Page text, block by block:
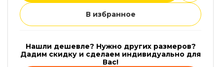
В избранное
Нашли дешевле? Нужно других размеров?
Дадим скидку и сделаем индивидуально для
Вас!